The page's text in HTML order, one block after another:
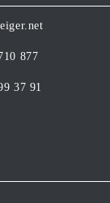
877
37 91